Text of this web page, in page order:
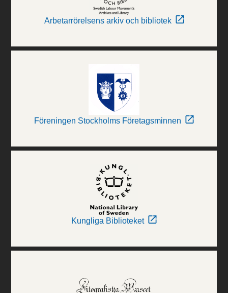
Arbetarrörelsens arkiv och bibliotek
Föreningen Stockholms Företagsminnen
Kungliga Biblioteket